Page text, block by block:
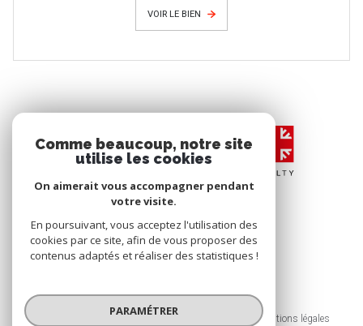
VOIR LE BIEN
© 2026 | Tous droits réservés
Mentions légales
Comme beaucoup, notre site
utilise les cookies
On aimerait vous accompagner pendant
votre visite.
En poursuivant, vous acceptez l'utilisation des
cookies par ce site, afin de vous proposer des
contenus adaptés et réaliser des statistiques !
PARAMÉTRER